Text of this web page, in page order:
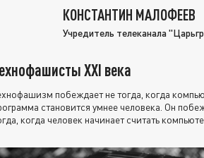
КОНСТАНТИН МАЛОФЕЕВ
Учредитель телеканала
XXI века
побеждает не тогда, когда
становится умнее человека. Он
когда человек начинает считать